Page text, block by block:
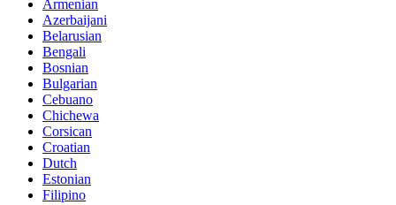
Armenian
Azerbaijani
Belarusian
Bengali
Bosnian
Bulgarian
Cebuano
Chichewa
Corsican
Croatian
Dutch
Estonian
Filipino